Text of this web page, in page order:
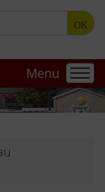
OK
Menu